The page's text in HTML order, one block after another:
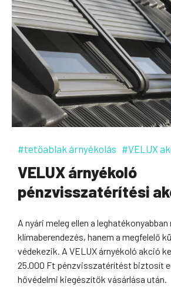
#tetőablak árnyékolás #VELUX
VELUX árnyékoló
pénzvisszatérítési
A nyári meleg ellen a leghatékonyabban
klímaberendezés, hanem a megfelelő
védekezik. A VELUX árnyékoló akció
25.000 Ft pénzvisszatérítést biztosít
hővédelmi kiegészítők vásárlása után.